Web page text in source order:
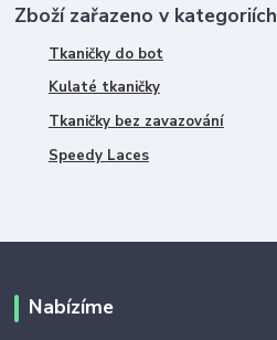
Zboží zařazeno v kategoriích
Tkaničky do bot
Kulaté tkaničky
Tkaničky bez zavazování
Speedy Laces
Nabízíme